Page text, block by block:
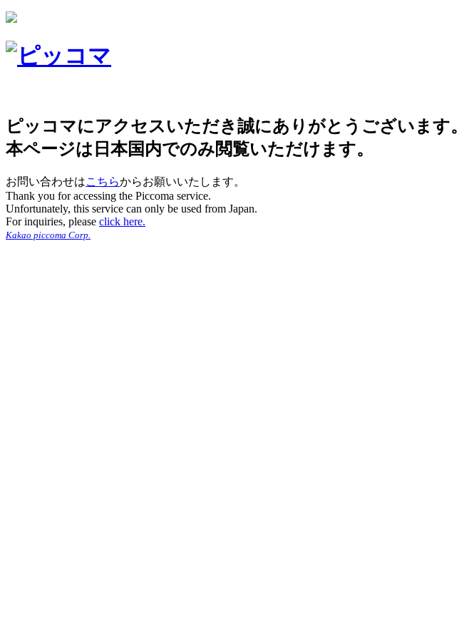
ピッコマにアクセスいただき誠にありがとうございます。
本ページは日本国内でのみ閲覧いただけます。
お問い合わせはこちらからお願いいたします。
Thank you for accessing the Piccoma service.
Unfortunately, this service can only be used from Japan.
For inquiries, please click here.
Kakao piccoma Corp.